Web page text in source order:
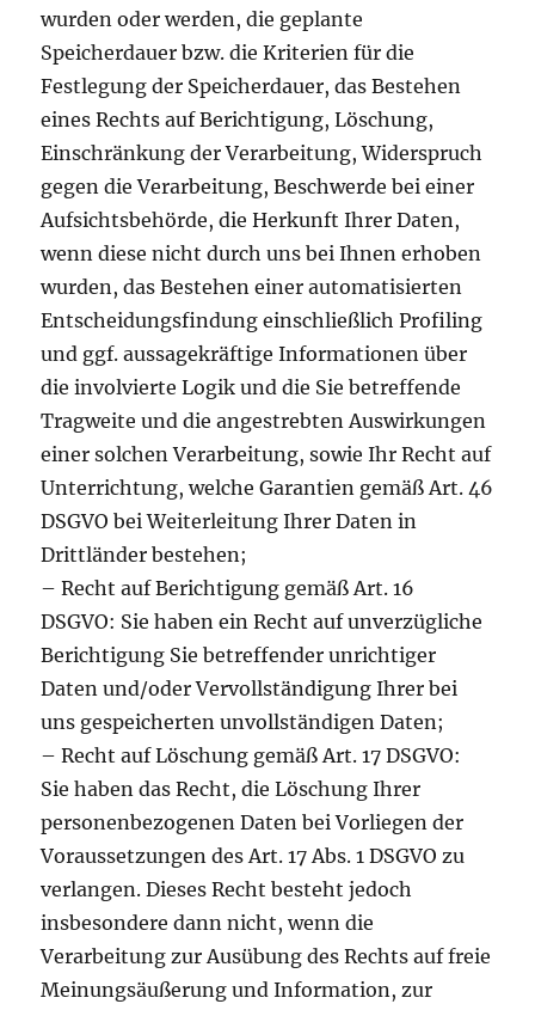
wurden oder werden, die geplante
Speicherdauer bzw. die Kriterien für die
Festlegung der Speicherdauer, das Bestehen
eines Rechts auf Berichtigung, Löschung,
Einschränkung der Verarbeitung, Widerspruch
gegen die Verarbeitung, Beschwerde bei einer
Aufsichtsbehörde, die Herkunft Ihrer Daten,
wenn diese nicht durch uns bei Ihnen erhoben
wurden, das Bestehen einer automatisierten
Entscheidungsfindung einschließlich Profiling
und ggf. aussagekräftige Informationen über
die involvierte Logik und die Sie betreffende
Tragweite und die angestrebten Auswirkungen
einer solchen Verarbeitung, sowie Ihr Recht auf
Unterrichtung, welche Garantien gemäß Art. 46
DSGVO bei Weiterleitung Ihrer Daten in
Drittländer bestehen;
– Recht auf Berichtigung gemäß Art. 16
DSGVO: Sie haben ein Recht auf unverzügliche
Berichtigung Sie betreffender unrichtiger
Daten und/oder Vervollständigung Ihrer bei
uns gespeicherten unvollständigen Daten;
– Recht auf Löschung gemäß Art. 17 DSGVO:
Sie haben das Recht, die Löschung Ihrer
personenbezogenen Daten bei Vorliegen der
Voraussetzungen des Art. 17 Abs. 1 DSGVO zu
verlangen. Dieses Recht besteht jedoch
insbesondere dann nicht, wenn die
Verarbeitung zur Ausübung des Rechts auf freie
Meinungsäußerung und Information, zur